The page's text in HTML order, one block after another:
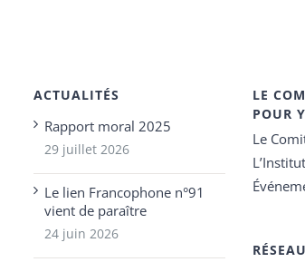
ACTUALITÉS
Rapport moral 2025
29 juillet 2026
Le lien Francophone n°91
vient de paraître
24 juin 2026
LE
POUR
Le